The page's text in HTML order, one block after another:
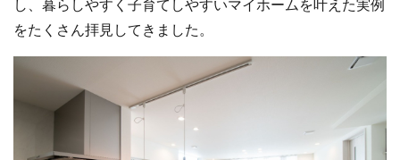
し、暮らしやすく子育てしやすいマイホームを叶えた実例
をたくさん拝見してきました。